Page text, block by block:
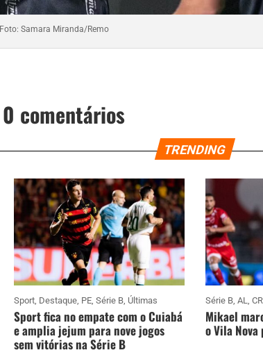
Foto: Samara Miranda/Remo
0 comentários
TRENDING
Sport, Destaque, PE, Série B, Últimas
Sport fica no empate com o Cuiabá
e amplia jejum para nove jogos
sem vitórias na Série B
Série B AL
Mikael
o Vila